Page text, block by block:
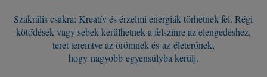
Szakrális csakra: Kreatív és érzelmi energiák törhetnek fel. Régi
kötődések vagy sebek kerülhetnek a felszínre az elengedéshez,
teret teremtve az örömnek és az életerőnek,
hogy nagyobb egyensúlyba kerülj.